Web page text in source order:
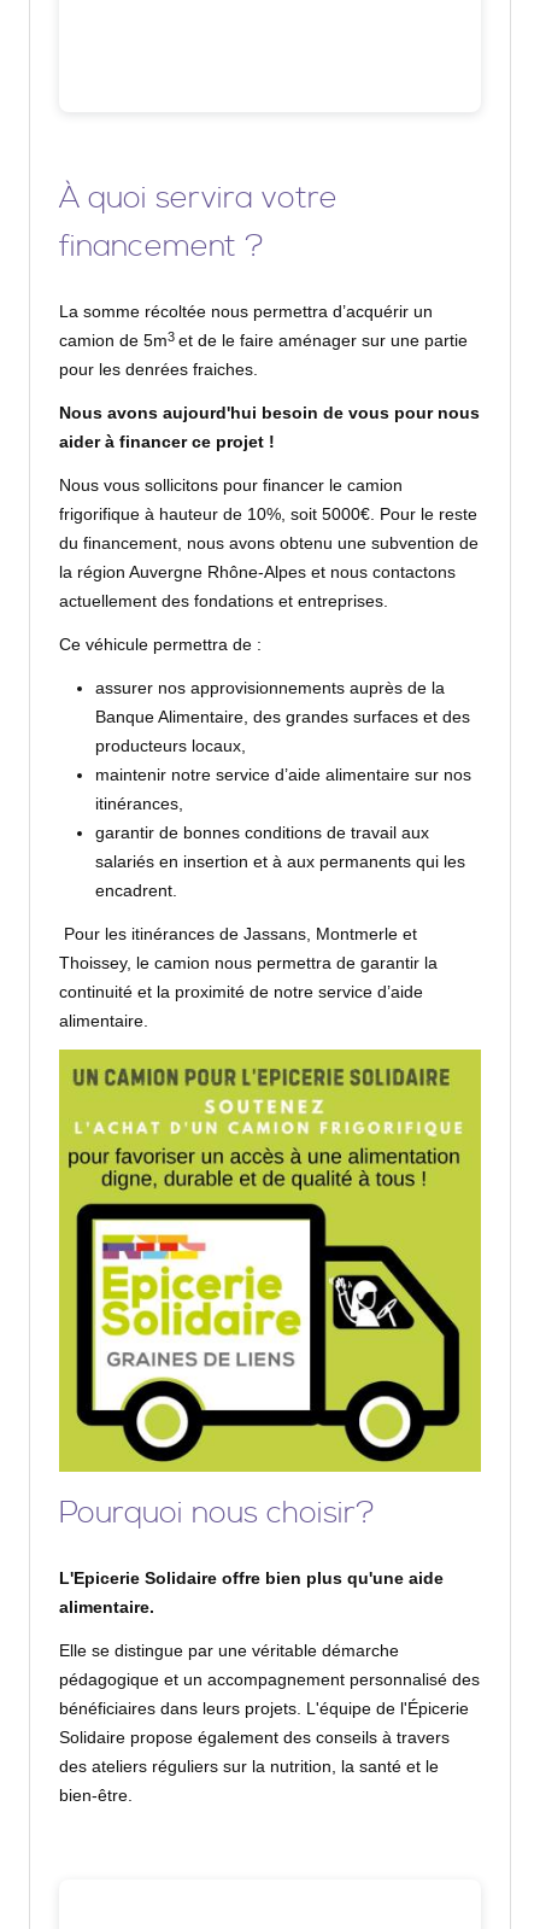
À quoi servira votre
financement ?
La somme récoltée nous permettra d’acquérir un
camion de 5m3 et de le faire aménager sur une partie
pour les denrées fraiches.
Nous avons aujourd'hui besoin de vous pour nous
aider à financer ce projet !
Nous vous sollicitons pour financer le camion
frigorifique à hauteur de 10%, soit 5000€. Pour le reste
du financement, nous avons obtenu une subvention de
la région Auvergne Rhône-Alpes et nous contactons
actuellement des fondations et entreprises.
Ce véhicule permettra de :
assurer nos approvisionnements auprès de la
Banque Alimentaire, des grandes surfaces et des
producteurs locaux,
maintenir notre service d’aide alimentaire sur nos
itinérances,
garantir de bonnes conditions de travail aux
salariés en insertion et à aux permanents qui les
encadrent.
Pour les itinérances de Jassans, Montmerle et
Thoissey, le camion nous permettra de garantir la
continuité et la proximité de notre service d’aide
alimentaire.
Pourquoi nous choisir?
L'Epicerie Solidaire offre bien plus qu'une aide
alimentaire.
Elle se distingue par une véritable démarche
pédagogique et un accompagnement personnalisé des
bénéficiaires dans leurs projets. L'équipe de l'Épicerie
Solidaire propose également des conseils à travers
des ateliers réguliers sur la nutrition, la santé et le
bien-être.